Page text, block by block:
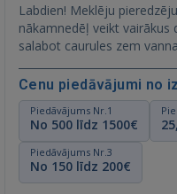
Labdien! Meklēju pieredzējušu santehniķi, kurš varētu
nākamnedēļ veikt vairākus darbus
salabot caurules zem
Cenu piedāvājumi no
Piedāvājums Nr.1
No 500 līdz 1500€
Piedāvājums Nr.3
No 150 līdz 200€